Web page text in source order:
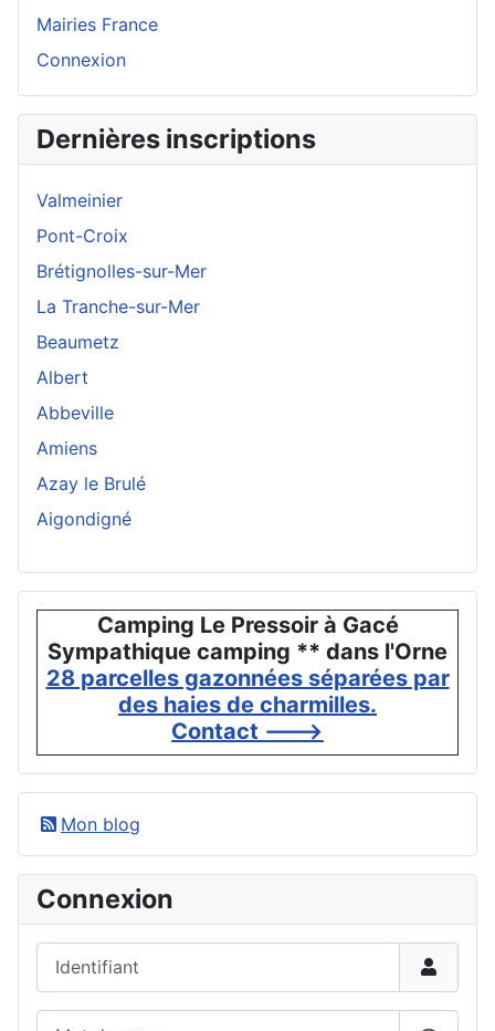
Mairies France
Connexion
Dernières inscriptions
Valmeinier
Pont-Croix
Brétignolles-sur-Mer
La Tranche-sur-Mer
Beaumetz
Albert
Abbeville
Amiens
Azay le Brulé
Aigondigné
Camping Le Pressoir à Gacé
Sympathique camping ** dans l'Orne
28 parcelles gazonnées séparées par
des haies de charmilles.
Contact --->
Mon blog
Connexion